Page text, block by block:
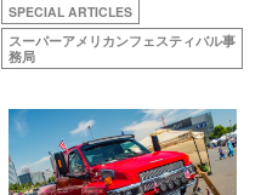
SPECIAL ARTICLES
スーパーアメリカンフェスティバル事
務局